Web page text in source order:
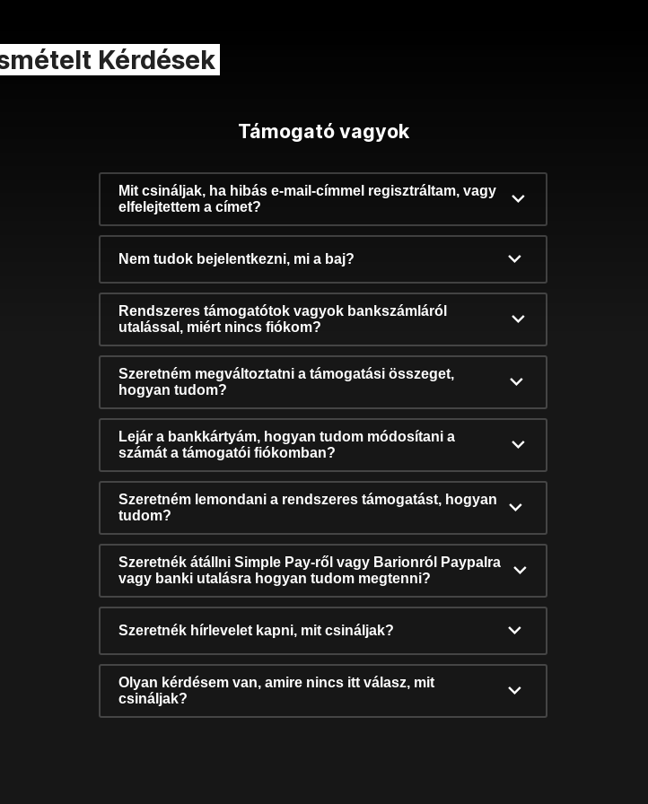
Kérdések
Támogató vagyok
Mit csináljak, ha hibás e-mail-címmel regisztráltam, vagy
elfelejtettem a címet?
Nem tudok bejelentkezni, mi a baj?
Rendszeres támogatótok vagyok bankszámláról
utalással, miért nincs fiókom?
Szeretném megváltoztatni a támogatási összeget,
hogyan tudom?
Lejár a bankkártyám, hogyan tudom módosítani a
számát a támogatói fiókomban?
Szeretném lemondani a rendszeres támogatást, hogyan
tudom?
Szeretnék átállni Simple Pay-ről vagy Barionról Paypalra
vagy banki utalásra hogyan tudom megtenni?
Szeretnék hírlevelet kapni, mit csináljak?
Olyan kérdésem van, amire nincs itt válasz, mit
csináljak?